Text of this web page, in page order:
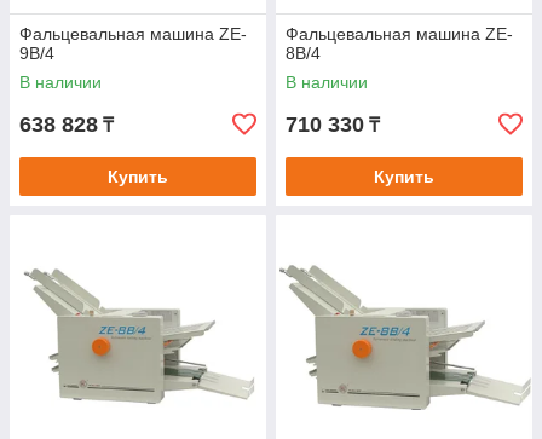
Фальцевальная машина ZE-
9B/4
В наличии
638 828 ₸
Купить
Фальцевальная машина ZE-
8B/4
В наличии
710 330 ₸
Купить